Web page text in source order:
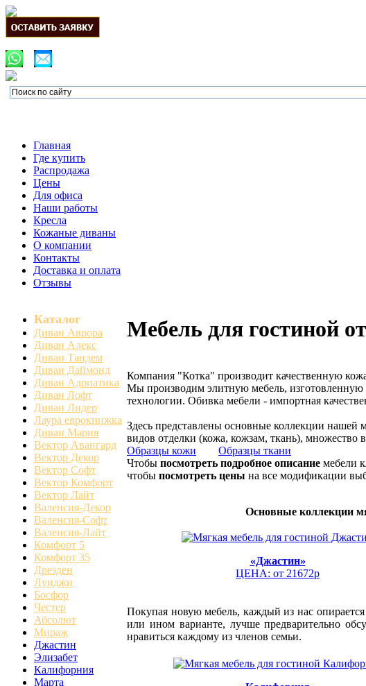
Главная
Где купить
Распродажа
Цены
Для офиса
Наши работы
Кресла
Кожаные диваны
О компании
Контакты
Доставка и оплата
Отзывы
Каталог
Диван Аврора
Диван Алекс
Диван Тандем
Диван Даймонд
Диван Адриатика
Диван Лофт
Диван Лидер
Лаура еврокнижка
Диван Мария
Вектор Авангард
Вектор Декор
Вектор Софт
Вектор Комфорт
Вектор Лайт
Валенсия-Декор
Валенсия-Софт
Валенсия-Лайт
Комфорт 5
Комфорт 35
Дрезден
Луиджи
Босфор
Честер
Абсолют
Мираж
Джастин
Элизабет
Калифорния
Марта
Мебель для гостиной
Компания "Котка" производит качественную
Мы производим элитную мебель, изготовленную
технологии. Обивка мебели - импортная
Здесь представлены основные коллекции нашей
видов отделки (кожа, кожзам, ткань), множество
Образцы кожи
Образцы ткани
Чтобы посмотреть подробное описание мебели
чтобы посмотреть цены на все модификации
Основные коллекции
«Джастин»
ЦЕНА: от 21672р
Покупая новую мебель, каждый из нас
или ином варианте, лучше предварительно
нравиться каждому из членов семьи.